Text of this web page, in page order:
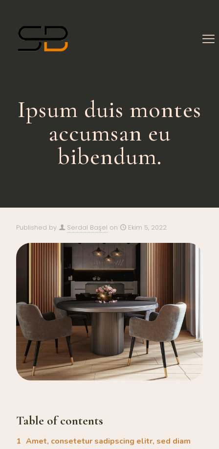
Ipsum duis montes
accumsan eu
bibendum.
Published by Serdal Başel on Ekim 5, 2022
Table of contents
Amet, consetetur sadipscing elitr, sed diam